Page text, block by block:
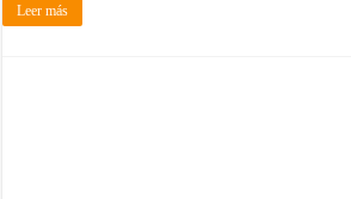
Leer más